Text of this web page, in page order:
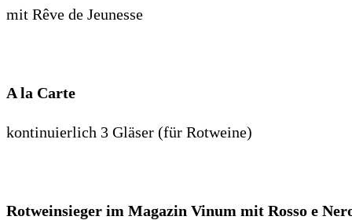
mit Rêve de Jeunesse
A la Carte
kontinuierlich 3 Gläser (für Rotweine)
Rotweinsieger im Magazin Vinum mit Rosso e